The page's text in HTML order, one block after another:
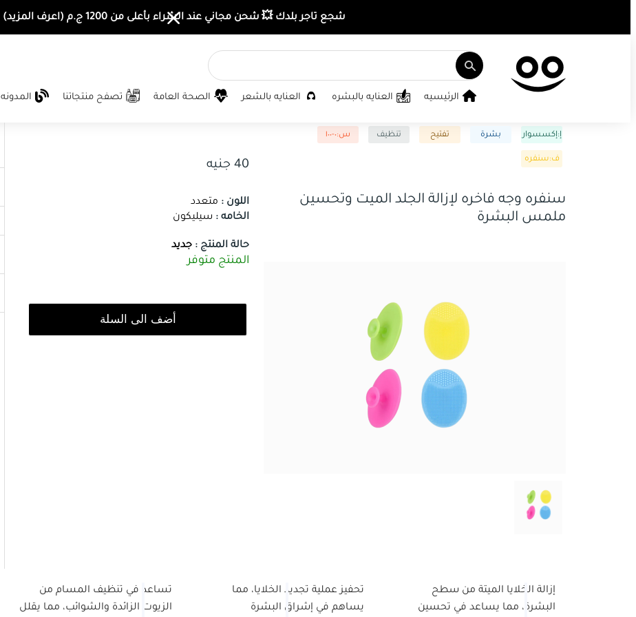
شجع تاجر بلدك 💥 شحن مجاني عند الشراء بأعلى من 1200 ج.م (اعرف المزيد)
الرئيسيه العنايه بالبشره العنايه بالشعر الصحة العامة تصفح منتجاتنا المدونه
إ:إكسسوار بشرة تفتيح تنظيف س:٠-١٠٠
ف:سنفره
سنفره وجه فاخره لإزالة الجلد الميت وتحسين
ملمس البشرة
40 جنيه
اللون : متعدد
الخامه : سيليكون
حالة المنتج : جديد
المنتج متوفر
أضف الى السلة
إزالة الخلايا الميتة من سطح
البشرة، مما يساعد في تحسين
تحفيز عملية تجديد الخلايا، مما
يساهم في إشراق البشرة
تساعد في تنظيف المسام من
الزيوت الزائدة والشوائب، مما يقلل